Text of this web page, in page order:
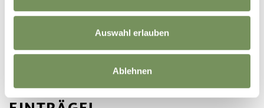
Auswahl erlauben
Ablehnen
WEITERE SPANNENDE